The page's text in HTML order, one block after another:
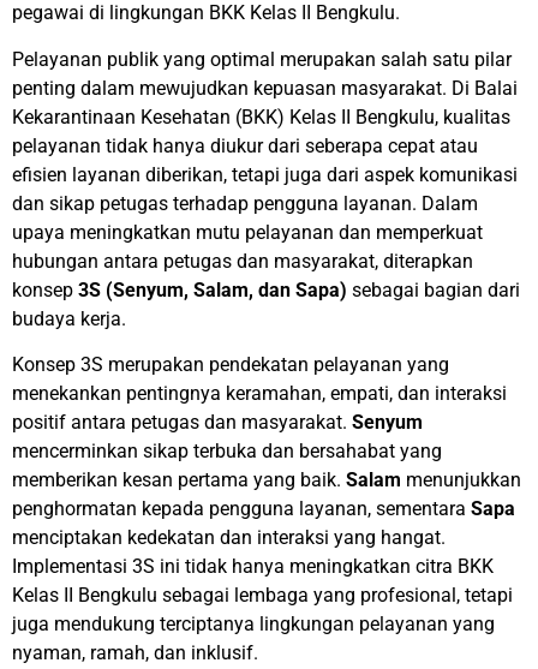
pegawai di lingkungan BKK Kelas II Bengkulu.
Pelayanan publik yang optimal merupakan salah satu pilar
penting dalam mewujudkan kepuasan masyarakat. Di Balai
Kekarantinaan Kesehatan (BKK) Kelas II Bengkulu, kualitas
pelayanan tidak hanya diukur dari seberapa cepat atau
efisien layanan diberikan, tetapi juga dari aspek komunikasi
dan sikap petugas terhadap pengguna layanan. Dalam
upaya meningkatkan mutu pelayanan dan memperkuat
hubungan antara petugas dan masyarakat, diterapkan
konsep 3S (Senyum, Salam, dan Sapa) sebagai bagian dari
budaya kerja.
Konsep 3S merupakan pendekatan pelayanan yang
menekankan pentingnya keramahan, empati, dan interaksi
positif antara petugas dan masyarakat. Senyum
mencerminkan sikap terbuka dan bersahabat yang
memberikan kesan pertama yang baik. Salam menunjukkan
penghormatan kepada pengguna layanan, sementara Sapa
menciptakan kedekatan dan interaksi yang hangat.
Implementasi 3S ini tidak hanya meningkatkan citra BKK
Kelas II Bengkulu sebagai lembaga yang profesional, tetapi
juga mendukung terciptanya lingkungan pelayanan yang
nyaman, ramah, dan inklusif.